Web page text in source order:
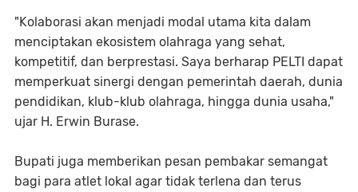
​"Kolaborasi akan menjadi modal utama kita dalam
menciptakan ekosistem olahraga yang sehat,
kompetitif, dan berprestasi. Saya berharap PELTI dapat
memperkuat sinergi dengan pemerintah daerah, dunia
pendidikan, klub-klub olahraga, hingga dunia usaha,"
ujar H. Erwin Burase.
​Bupati juga memberikan pesan pembakar semangat
bagi para atlet lokal agar tidak terlena dan terus